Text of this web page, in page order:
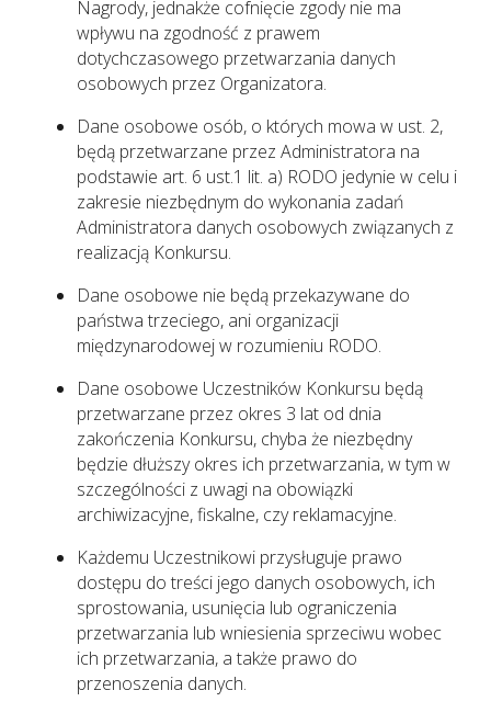
Nagrody, jednakże cofnięcie zgody nie ma
wpływu na zgodność z prawem
dotychczasowego przetwarzania danych
osobowych przez Organizatora.
Dane osobowe osób, o których mowa w ust. 2,
będą przetwarzane przez Administratora na
podstawie art. 6 ust.1 lit. a) RODO jedynie w celu i
zakresie niezbędnym do wykonania zadań
Administratora danych osobowych związanych z
realizacją Konkursu.
Dane osobowe nie będą przekazywane do
państwa trzeciego, ani organizacji
międzynarodowej w rozumieniu RODO.
Dane osobowe Uczestników Konkursu będą
przetwarzane przez okres 3 lat od dnia
zakończenia Konkursu, chyba że niezbędny
będzie dłuższy okres ich przetwarzania, w tym w
szczególności z uwagi na obowiązki
archiwizacyjne, fiskalne, czy reklamacyjne.
Każdemu Uczestnikowi przysługuje prawo
dostępu do treści jego danych osobowych, ich
sprostowania, usunięcia lub ograniczenia
przetwarzania lub wniesienia sprzeciwu wobec
ich przetwarzania, a także prawo do
przenoszenia danych.